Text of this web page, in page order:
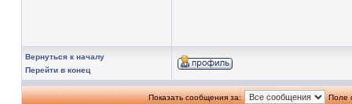
Вернуться к началу
Перейти в конец
Показать сообщения за: Поле